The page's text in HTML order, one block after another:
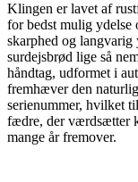
Klingen er lavet af
for bedst mulig ydelse
skarphed og langvarig
surdejsbrød lige så
håndtag, udformet i
fremhæver den
serienummer, hvilket
fædre, der værdsætter
mange år fremover.